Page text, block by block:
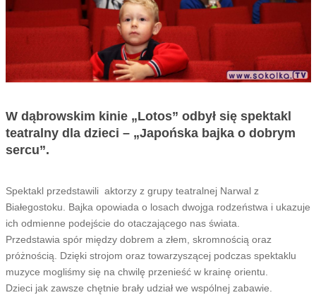
W dąbrowskim kinie „Lotos” odbył się spektakl
teatralny dla dzieci – „Japońska bajka o dobrym
sercu”.
Spektakl przedstawili aktorzy z grupy teatralnej Narwal z
Białegostoku. Bajka opowiada o losach dwojga rodzeństwa i ukazuje
ich odmienne podejście do otaczającego nas świata.
Przedstawia spór między dobrem a złem, skromnością oraz
próżnością. Dzięki strojom oraz towarzyszącej podczas spektaklu
muzyce mogliśmy się na chwilę przenieść w krainę orientu.
Dzieci jak zawsze chętnie brały udział we wspólnej zabawie.